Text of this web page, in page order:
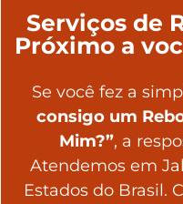
Serviços de
Próximo a
Se você fez a
consigo um
Mim?”, a
Atendemos em
Estados do Brasil.